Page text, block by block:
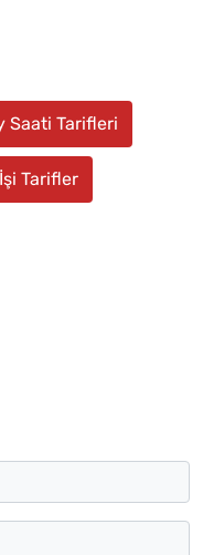
Saati Tarifleri
Tarifler